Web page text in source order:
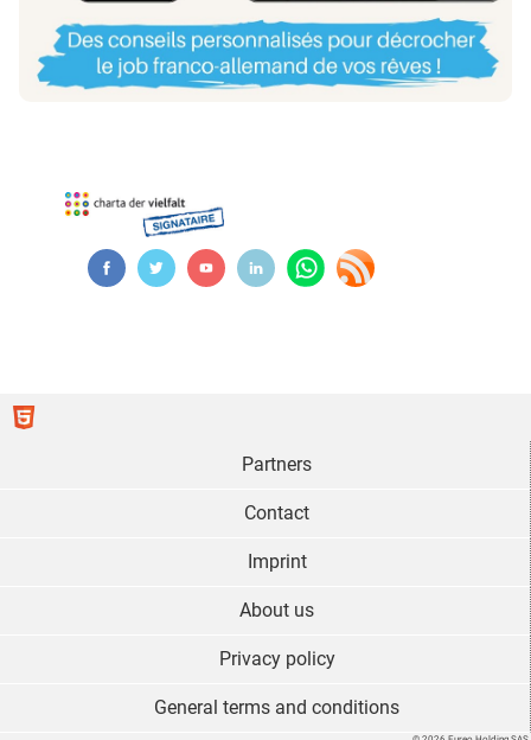
Partners
Contact
Imprint
About us
Privacy policy
General terms and conditions